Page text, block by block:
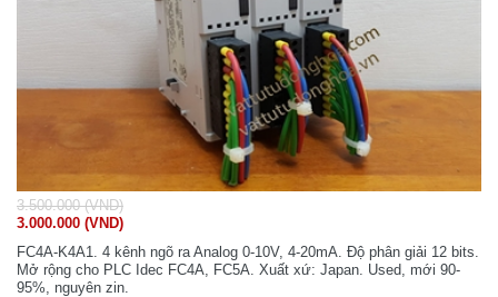
3.500.000 (VND)
3.000.000 (VND)
FC4A-K4A1. 4 kênh ngõ ra Analog 0-10V, 4-20mA. Độ phân giải 12 bits.
Mở rộng cho PLC Idec FC4A, FC5A. Xuất xứ: Japan. Used, mới 90-
95%, nguyên zin.